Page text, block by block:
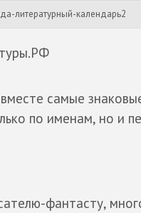
литературный-календарь2
самые
по именам, но и
фантасту,